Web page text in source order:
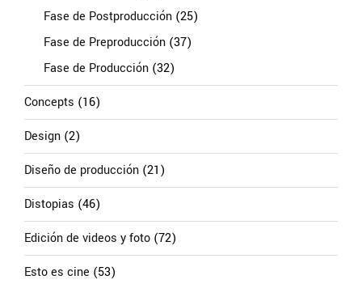
Fase de Postproducción (25)
Fase de Preproducción (37)
Fase de Producción (32)
Concepts (16)
Design (2)
Diseño de producción (21)
Distopias (46)
Edición de videos y foto (72)
Esto es cine (53)